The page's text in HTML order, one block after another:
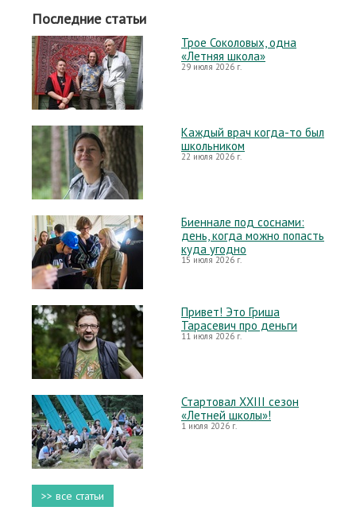
Последние статьи
Трое Соколовых, одна
«Летняя школа»
29 июля 2026 г.
Каждый врач когда-то был
школьником
22 июля 2026 г.
Биеннале под соснами:
день, когда можно попасть
куда угодно
15 июля 2026 г.
Привет! Это Гриша
Тарасевич про деньги
11 июля 2026 г.
Стартовал XXIII сезон
«Летней школы»!
1 июля 2026 г.
>> все статьи